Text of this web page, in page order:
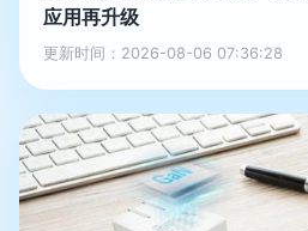
应用再升级
更新时间：2026-08-06 07:36:28